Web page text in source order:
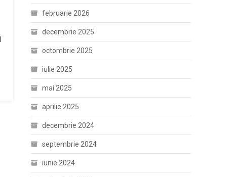
februarie 2026
decembrie 2025
octombrie 2025
iulie 2025
mai 2025
aprilie 2025
decembrie 2024
septembrie 2024
iunie 2024